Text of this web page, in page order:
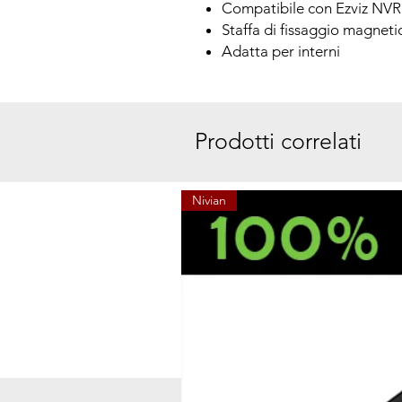
Compatibile con Ezviz NVR
Staffa di fissaggio
Adatta per interni
Prodotti correlati
Nivian